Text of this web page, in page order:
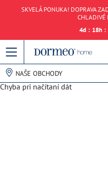
SKVELÁ PONUKA! DOPRAVA
CHLADIVÉ
4d : 18h :
NAŠE OBCHODY
Chyba pri načítaní dát